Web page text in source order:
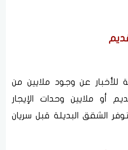
للأخبار عن وجود ملايين من
أو ملايين وحدات الإيجار
الشقق البديلة قبل سريان